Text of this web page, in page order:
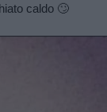
caldo 🙄